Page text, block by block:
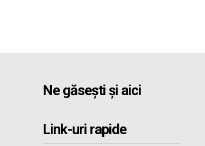
Ne găsești și aici
Link-uri rapide